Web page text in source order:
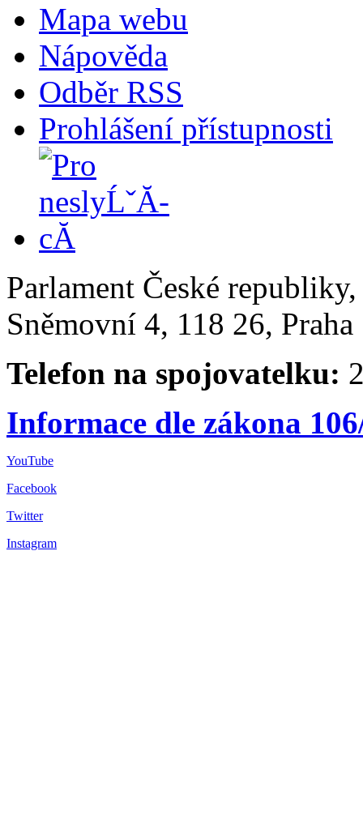
Mapa webu
Nápověda
Odběr RSS
Prohlášení přístupnosti
Parlament České
Sněmovní 4, 118 26,
Telefon na spojovatelku:
Informace dle zákona
YouTube
Facebook
Twitter
Instagram